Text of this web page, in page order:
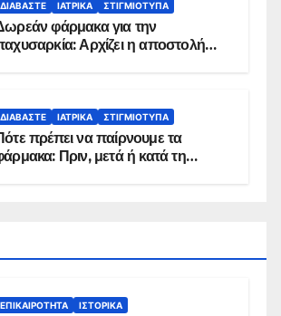
ΔΙΑΒΆΣΤΕ ΙΑΤΡΙΚΆ ΣΤΙΓΜΙΌΤΥΠΑ
φάρμακα για την
Αρχίζει η αποστολή
ΔΙΑΒΆΣΤΕ ΙΑΤΡΙΚΆ ΣΤΙΓΜΙΌΤΥΠΑ
πρέπει να παίρνουμε τα
Πριν, μετά ή κατά τη
ΕΠΙΚΑΙΡΌΤΗΤΑ ΙΣΤΟΡΙΚΆ